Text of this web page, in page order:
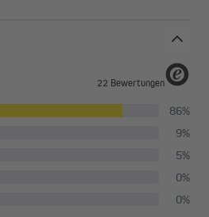
von erfahrenen Handwerkern, in
in der Europäischen Union
umweltschonende Materialien